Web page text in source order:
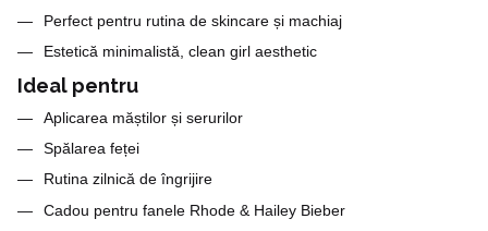
Perfect pentru rutina de skincare și machiaj
Estetică minimalistă, clean girl aesthetic
Ideal pentru
Aplicarea măștilor și serurilor
Spălarea feței
Rutina zilnică de îngrijire
Cadou pentru fanele Rhode & Hailey Bieber